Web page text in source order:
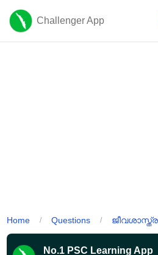
Challenger App
Home / Questions /
No.1 PSC Learning App